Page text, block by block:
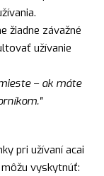
žiadne závažné
užívanie
– ak máte
pri užívaní acai
vyskytnúť: